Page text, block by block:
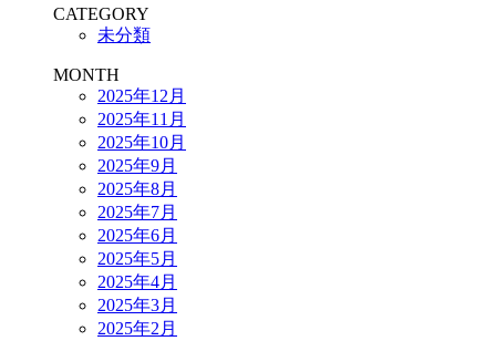
CATEGORY
未分類
MONTH
2025年12月
2025年11月
2025年10月
2025年9月
2025年8月
2025年7月
2025年6月
2025年5月
2025年4月
2025年3月
2025年2月